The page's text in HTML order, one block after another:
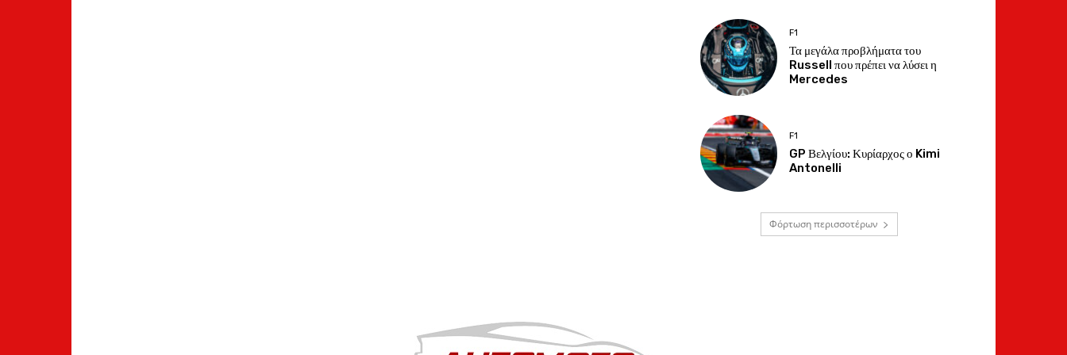
F1
Τα μεγάλα προβλήματα του
Russell που πρέπει να λύσει η
Mercedes
F1
GP Βελγίου: Κυρίαρχος ο Kimi
Antonelli
Φόρτωση περισσοτέρων